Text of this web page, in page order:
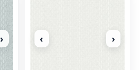
› ‹ ›